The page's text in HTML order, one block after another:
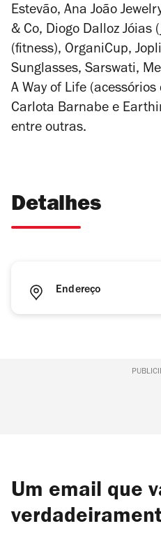
Estevão, Ana João
& Co, Diogo Dalloz Jóias
(fitness), OrganiCup,
Sunglasses, Sarswati,
A Way of Life
Carlota Barnabe e
entre outras.
Detalhes
Endereço
Um email que